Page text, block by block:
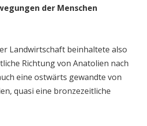
der Menschen
Landwirtschaft beinhaltete also
Richtung von Anatolien nach
eine ostwärts gewandte von
quasi eine bronzezeitliche